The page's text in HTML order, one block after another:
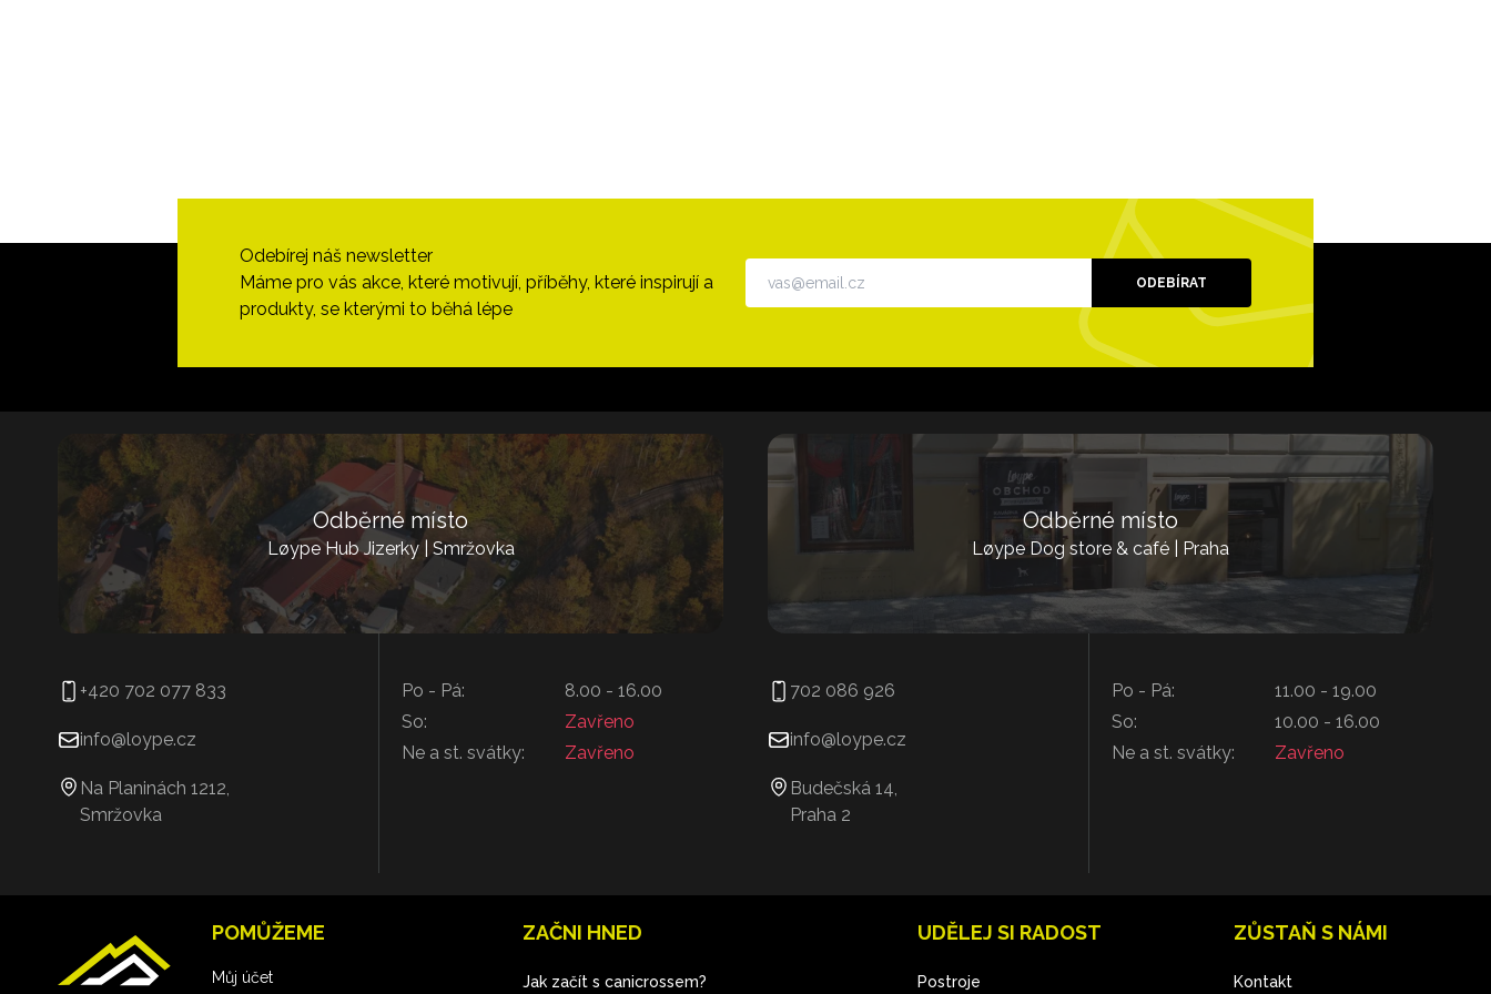
Odebírej náš newsletter
Máme pro vás akce, které motivují, příběhy, které inspirují a
produkty, se kterými to běhá lépe
ODEBÍRAT
Odběrné místo
Løype Hub Jizerky | Smržovka
+420 702 077 833
info@loype.cz
Na Planinách 1212,
Smržovka
Po - Pá:
So:
Ne a st. svátky:
8.00 - 16.00
Zavřeno
Zavřeno
Odběrné místo
Løype Dog store & café | Praha
702 086 926
info@loype.cz
Budečská 14,
Praha 2
Po - Pá:
So:
Ne a st. svátky:
11.00 - 19.00
10.00 - 16.00
Zavřeno
POMŮŽEME
Můj účet
ZAČNI HNED
Jak začít s canicrossem?
UDĚLEJ SI RADOST
Postroje
ZŮSTAŇ S NÁMI
Kontakt